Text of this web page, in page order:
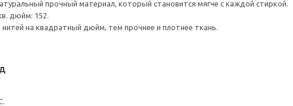
прочный материал, который становится мягче с каждой стиркой.
дюйм: 152.
на квадратный дюйм, тем прочнее и плотнее ткань.